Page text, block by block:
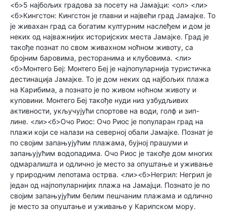
<б>5 најбољих градова за посету на Јамајци: <ол> <ли>
<б>Кингстон: Кингстон је главни и највећи град Јамајке. То
је живахан град са богатим културним наслеђем и дом је
неких од најважнијих историјских места Јамајке. Град је
такође познат по свом живахном ноћном животу, са
бројним баровима, ресторанима и клубовима. <ли>
<б>Монтего Беј: Монтего Беј је најпопуларнија туристичка
дестинација Јамајке. То је дом неких од најбољих плажа
на Карибима, а познато је по живом ноћном животу и
куповини. Монтего Беј такође нуди низ узбудљивих
активности, укључујући спортове на води, голф и зип-
лине. <ли><б>Очо Риос: Очо Риос је популаран град на
плажи који се налази на северној обали Јамајке. Познат је
по својим запањујућим плажама, бујној прашуми и
запањујућим водопадима. Очо Риос је такође дом многих
одмаралишта и одлично је место за опуштање и уживање
у природним лепотама острва. <ли><б>Негрил: Негрил је
један од најпопуларнијих плажа на Јамајци. Познато је по
својим запањујућим белим пешчаним плажама и одлично
је место за опуштање и уживање у Карипском мору.